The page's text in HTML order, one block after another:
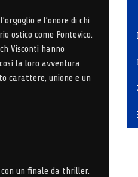
e l’onore di chi
ostico come Pontevico.
Visconti hanno
la loro avventura
carattere, unione e un
un finale da thriller.